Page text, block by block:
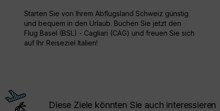
Starten Sie von Ihrem Abflugsland Schweiz günstig
und bequem in den Urlaub. Buchen Sie jetzt den
Flug Basel (BSL) - Cagliari (CAG) und freuen Sie sich
auf Ihr Reiseziel Italien!
Diese Ziele könnten Sie auch interessieren